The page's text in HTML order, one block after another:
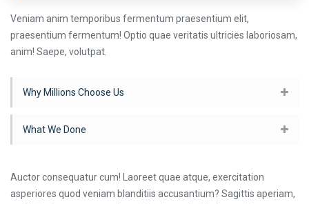
Veniam anim temporibus fermentum praesentium elit,
praesentium fermentum! Optio quae veritatis ultricies laboriosam,
anim! Saepe, volutpat.
Why Millions Choose Us
What We Done
Auctor consequatur cum! Laoreet quae atque, exercitation
asperiores quod veniam blanditiis accusantium? Sagittis aperiam,